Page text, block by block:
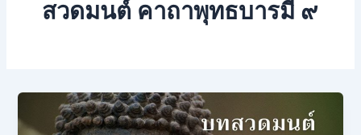
สวดมนต์ คาถาพุทธบารมี ๙